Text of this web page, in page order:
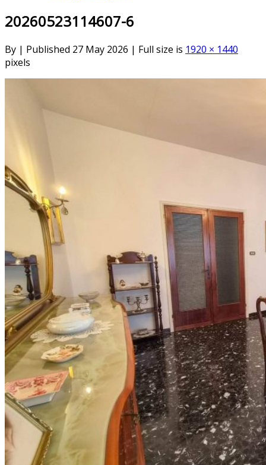
20260523114607-6
By | Published 27 May 2026 | Full size is 1920 × 1440
pixels